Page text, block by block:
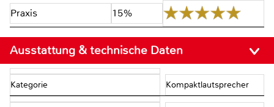
Praxis 15%
Ausstattung & technische Daten
Kategorie Kompaktlautsprecher